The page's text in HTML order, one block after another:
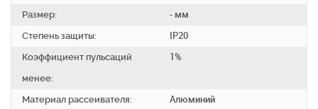
Размер:
- мм
Степень защиты:
IP20
Коэффициент пульсаций
менее:
1%
Материал рассеивателя:
Алюминий